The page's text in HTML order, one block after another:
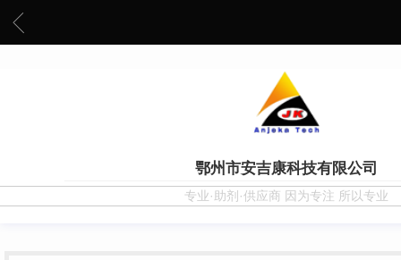
鄂州市安吉康科技有限公司
专业·助剂·供应商 因为专注 所以专业